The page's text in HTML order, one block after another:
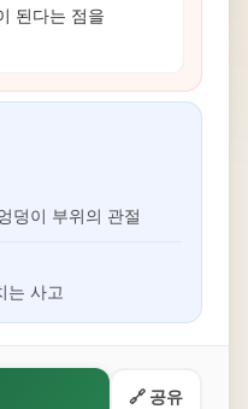
된다는 점을
덩이 부위의 관절
는 사고
🔗 공유